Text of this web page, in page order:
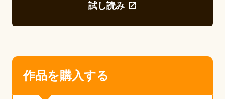
試し読み
作品を購入する